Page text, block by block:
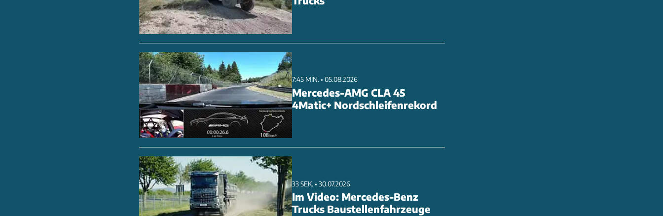
die Markteinführung hat bereits begonnen.
7:45 MIN. • 05.08.2026
Mercedes-AMG CLA 45
4Matic+ Nordschleifenrekord
33 SEK. • 30.07.2026
Im Video: Mercedes-Benz
Trucks Baustellenfahrzeuge